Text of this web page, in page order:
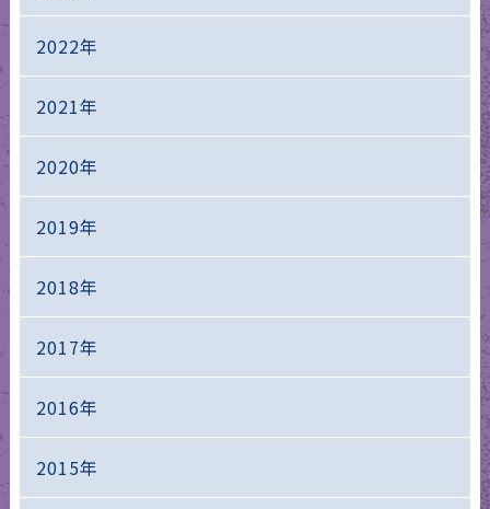
2022年
2021年
2020年
2019年
2018年
2017年
2016年
2015年